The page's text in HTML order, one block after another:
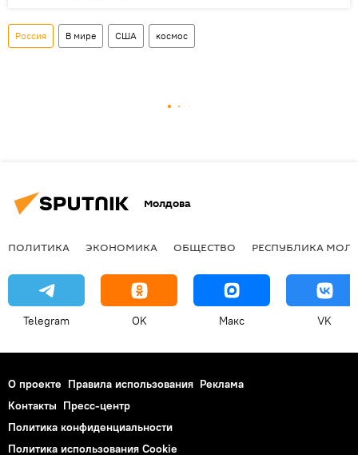
Россия В мире США космос
Молдова
ПОЛИТИКА ЭКОНОМИКА ОБЩЕСТВО РЕСПУБЛИКА
Telegram OK Макс VK
О проекте Правила использования Реклама
Контакты Пресс-центр
Политика конфиденциальности
Политика использования Cookie